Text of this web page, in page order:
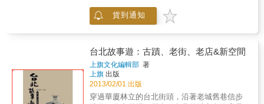
前荷蘭時期的歷史印記，那些烙在身上的印
子，好像在今日都還清楚可辨。走完縱貫南北
康街；文湖線的南方貓空的品茗、山纜之旅；
來到新店線，光是師大與公館兩大學區，滿溢
的人文、音樂、咖啡香，便足以交融出青春時
代的上進與瘋狂；接著踏入市區之邊疆，拾起
三峽老街的古樸、九份的礦鄉情懷，平溪、菁
貨到通知
台北故事遊：古蹟、老街、老店&新空間
上旗文化編輯部 著
上旗 出版
2013/02/01 出版
穿過華廈林立的台北街頭，沿著老城舊巷信步